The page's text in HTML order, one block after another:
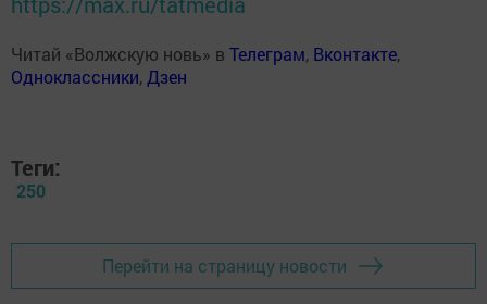
Читай «Волжскую новь» в Телеграм, Вконтакте,
Одноклассники, Дзен
Теги:
250
Перейти на страницу новости